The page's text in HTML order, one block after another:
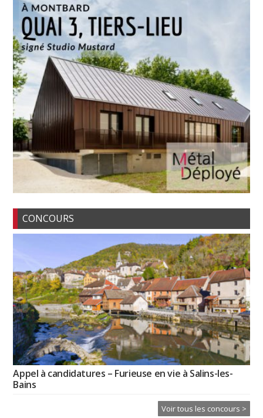
CONCOURS
Appel à candidatures – Furieuse en vie à Salins-les-
Bains
Voir tous les concours >